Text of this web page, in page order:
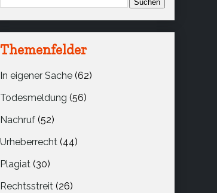
Themenfelder
In eigener Sache (62)
Todesmeldung (56)
Nachruf (52)
Urheberrecht (44)
Plagiat (30)
Rechtsstreit (26)